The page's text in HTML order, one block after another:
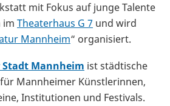
mit Fokus auf junge Talente
im Theaterhaus G 7 und wird
Mannheim“ organisiert.
Mannheim ist städtische
Mannheimer Künstlerinnen,
Institutionen und Festivals.